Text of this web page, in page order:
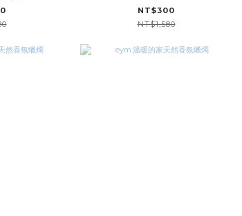
NT$300
NT$1,580